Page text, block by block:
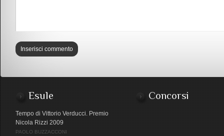
Esule
Tempo di Vittorio Verducci. Premio
Nicola Rizzi 2009
PAOLO BUZZACCONI
Concorsi